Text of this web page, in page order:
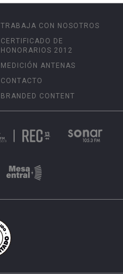
TRABAJA CON NOSOTROS
CERTIFICADO DE
HONORARIOS 2012
MEDICIÓN ANTENAS
CONTACTO
BRANDED CONTENT